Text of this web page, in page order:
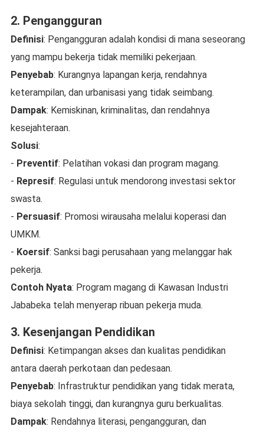
2. Pengangguran
Definisi: Pengangguran adalah kondisi di mana seseorang
yang mampu bekerja tidak memiliki pekerjaan.
Penyebab: Kurangnya lapangan kerja, rendahnya
keterampilan, dan urbanisasi yang tidak seimbang.
Dampak: Kemiskinan, kriminalitas, dan rendahnya
kesejahteraan.
Solusi:
- Preventif: Pelatihan vokasi dan program magang.
- Represif: Regulasi untuk mendorong investasi sektor
swasta.
- Persuasif: Promosi wirausaha melalui koperasi dan
UMKM.
- Koersif: Sanksi bagi perusahaan yang melanggar hak
pekerja.
Contoh Nyata: Program magang di Kawasan Industri
Jababeka telah menyerap ribuan pekerja muda.
3. Kesenjangan Pendidikan
Definisi: Ketimpangan akses dan kualitas pendidikan
antara daerah perkotaan dan pedesaan.
Penyebab: Infrastruktur pendidikan yang tidak merata,
biaya sekolah tinggi, dan kurangnya guru berkualitas.
Dampak: Rendahnya literasi, pengangguran, dan